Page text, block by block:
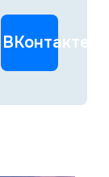
ВКонтакте